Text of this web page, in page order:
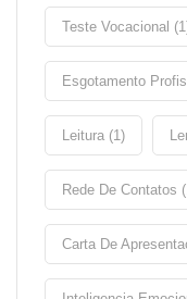
Teste Vocacional
Esgotamento
Leitura (1)
Rede De Contatos
Carta De